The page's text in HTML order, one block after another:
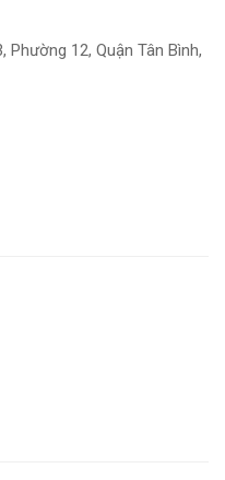
Phường 12, Quận Tân Bình,